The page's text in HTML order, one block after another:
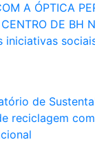
A ÓPTICA
DE BH
iniciativas
de
reciclagem